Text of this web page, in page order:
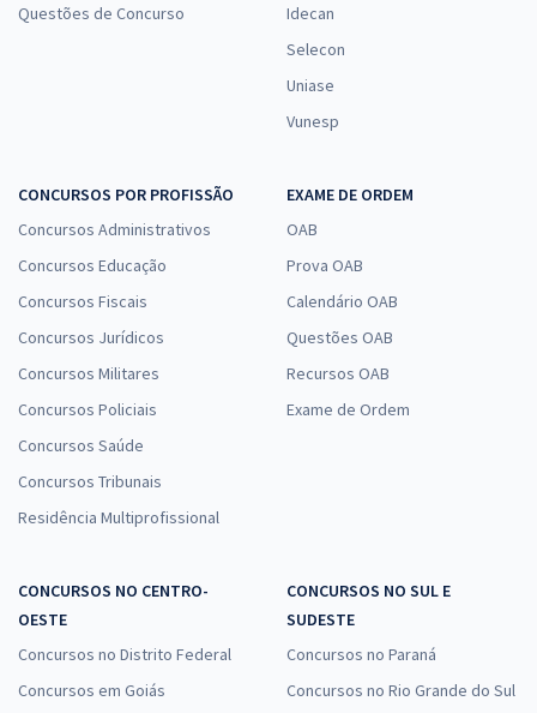
Questões de Concurso
Idecan
Selecon
Uniase
Vunesp
CONCURSOS POR PROFISSÃO
Concursos Administrativos
Concursos Educação
Concursos Fiscais
Concursos Jurídicos
Concursos Militares
Concursos Policiais
Concursos Saúde
Concursos Tribunais
Residência Multiprofissional
EXAME DE ORDEM
OAB
Prova OAB
Calendário OAB
Questões OAB
Recursos OAB
Exame de Ordem
CONCURSOS NO CENTRO-
OESTE
Concursos no Distrito Federal
Concursos em Goiás
CONCURSOS NO SUL E
SUDESTE
Concursos no Paraná
Concursos no Rio Grande do Sul